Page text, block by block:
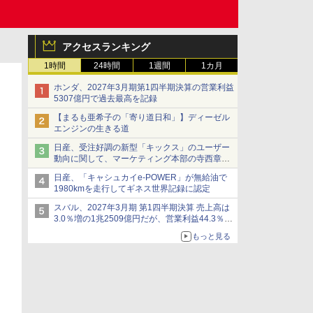
アクセスランキング
1時間 24時間 1週間 1カ月
ホンダ、2027年3月期第1四半期決算の営業利益
5307億円で過去最高を記録
【まるも亜希子の「寄り道日和」】ディーゼル
エンジンの生きる道
日産、受注好調の新型「キックス」のユーザー
動向に関して、マーケティング本部の寺西章氏
が解説
日産、「キャシュカイe-POWER」が無給油で
1980kmを走行してギネス世界記録に認定
スバル、2027年3月期 第1四半期決算 売上高は
3.0％増の1兆2509億円だが、営業利益44.3％減
の426億円、当期利益10.3％減の492億円で増収
もっと見る